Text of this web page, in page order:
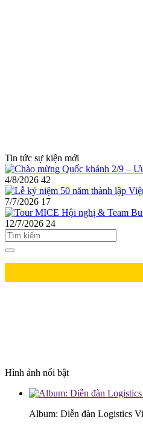
Tin tức sự kiện mới
4/8/2026 42
7/7/2026 17
12/7/2026 24
Hình ảnh nổi bật
Album: Diễn đàn Logistics